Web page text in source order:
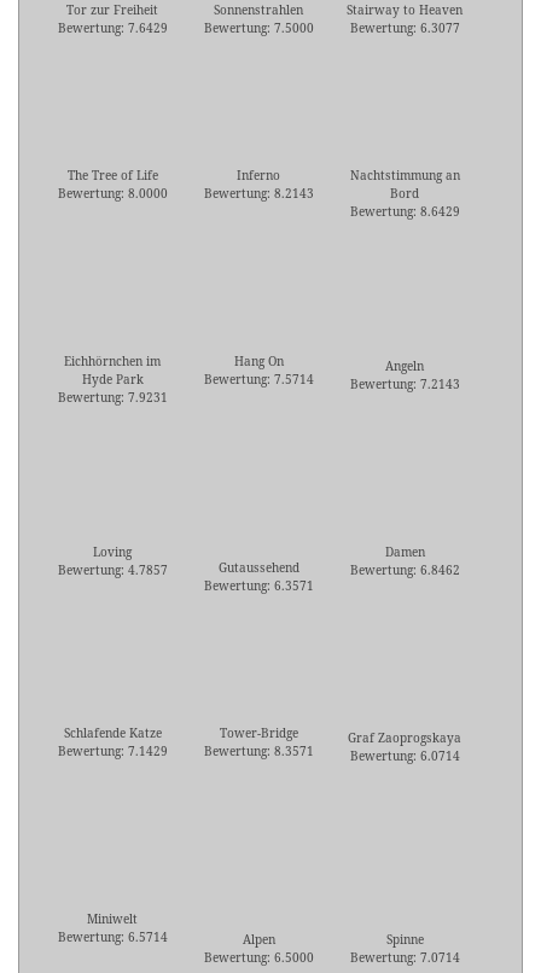
Tor zur Freiheit
Bewertung: 7.6429
Sonnenstrahlen
Bewertung: 7.5000
Stairway to Heaven
Bewertung: 6.3077
The Tree of Life
Bewertung: 8.0000
Inferno
Bewertung: 8.2143
Nachtstimmung an
Bord
Bewertung: 8.6429
Eichhörnchen im
Hyde Park
Bewertung: 7.9231
Hang On
Bewertung: 7.5714
Angeln
Bewertung: 7.2143
Loving
Bewertung: 4.7857
Gutaussehend
Bewertung: 6.3571
Damen
Bewertung: 6.8462
Schlafende Katze
Bewertung: 7.1429
Tower-Bridge
Bewertung: 8.3571
Graf Zaoprogskaya
Bewertung: 6.0714
Miniwelt
Bewertung: 6.5714
Alpen
Bewertung: 6.5000
Spinne
Bewertung: 7.0714